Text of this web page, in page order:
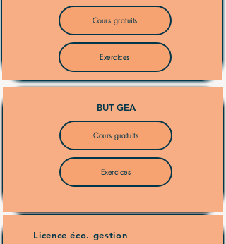
Cours gratuits
Exercices
BUT GEA
Cours gratuits
Exercices
Licence éco. gestion